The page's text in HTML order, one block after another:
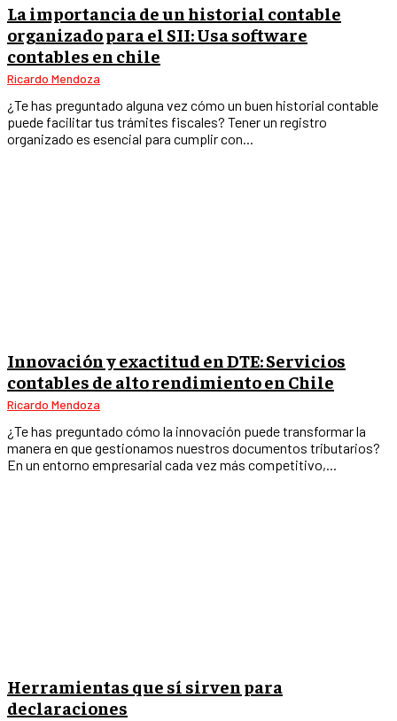
La importancia de un historial contable
organizado para el SII: Usa software
contables en chile
Ricardo Mendoza
¿Te has preguntado alguna vez cómo un buen historial contable
puede facilitar tus trámites fiscales? Tener un registro
organizado es esencial para cumplir con...
Innovación y exactitud en DTE: Servicios
contables de alto rendimiento en Chile
Ricardo Mendoza
¿Te has preguntado cómo la innovación puede transformar la
manera en que gestionamos nuestros documentos tributarios?
En un entorno empresarial cada vez más competitivo,...
Herramientas que sí sirven para
declaraciones